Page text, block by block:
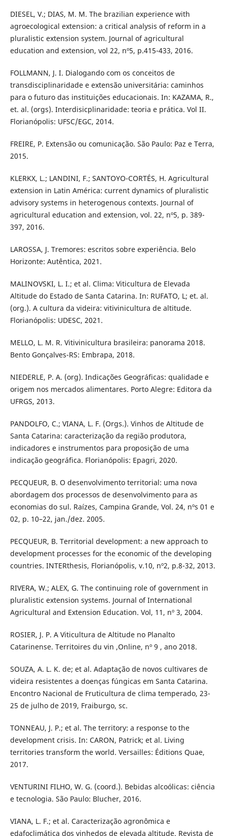
DIESEL, V.; DIAS, M. M. The brazilian experience with
agroecological extension: a critical analysis of reform in a
pluralistic extension system. Journal of agricultural
education and extension, vol 22, nº5, p.415-433, 2016.
FOLLMANN, J. I. Dialogando com os conceitos de
transdisciplinaridade e extensão universitária: caminhos
para o futuro das instituições educacionais. In: KAZAMA, R.,
et. al. (orgs). Interdisicplinaridade: teoria e prática. Vol II.
Florianópolis: UFSC/EGC, 2014.
FREIRE, P. Extensão ou comunicação. São Paulo: Paz e Terra,
2015.
KLERKX, L.; LANDINI, F.; SANTOYO-CORTÉS, H. Agricultural
extension in Latin América: current dynamics of pluralistic
advisory systems in heterogenous contexts. Journal of
agricultural education and extension, vol. 22, nº5, p. 389-
397, 2016.
LAROSSA, J. Tremores: escritos sobre experiência. Belo
Horizonte: Autêntica, 2021.
MALINOVSKI, L. I.; et al. Clima: Viticultura de Elevada
Altitude do Estado de Santa Catarina. In: RUFATO, L; et. al.
(org.). A cultura da videira: vitivinicultura de altitude.
Florianópolis: UDESC, 2021.
MELLO, L. M. R. Vitivinicultura brasileira: panorama 2018.
Bento Gonçalves-RS: Embrapa, 2018.
NIEDERLE, P. A. (org). Indicações Geográficas: qualidade e
origem nos mercados alimentares. Porto Alegre: Editora da
UFRGS, 2013.
PANDOLFO, C.; VIANA, L. F. (Orgs.). Vinhos de Altitude de
Santa Catarina: caracterização da região produtora,
indicadores e instrumentos para proposição de uma
indicação geográfica. Florianópolis: Epagri, 2020.
PECQUEUR, B. O desenvolvimento territorial: uma nova
abordagem dos processos de desenvolvimento para as
economias do sul. Raízes, Campina Grande, Vol. 24, nºs 01 e
02, p. 10–22, jan./dez. 2005.
PECQUEUR, B. Territorial development: a new approach to
development processes for the economic of the developing
countries. INTERthesis, Florianópolis, v.10, nº2, p.8-32, 2013.
RIVERA, W.; ALEX, G. The continuing role of government in
pluralistic extension systems. Journal of International
Agricultural and Extension Education. Vol, 11, nº 3, 2004.
ROSIER, J. P. A Viticultura de Altitude no Planalto
Catarinense. Territoires du vin ,Online, nº 9 , ano 2018.
SOUZA, A. L. K. de; et al. Adaptação de novos cultivares de
videira resistentes a doenças fúngicas em Santa Catarina.
Encontro Nacional de Fruticultura de clima temperado, 23-
25 de julho de 2019, Fraiburgo, sc.
TONNEAU, J. P.; et al. The territory: a response to the
development crisis. In: CARON, Patrick; et al. Living
territories transform the world. Versailles: Éditions Quae,
2017.
VENTURINI FILHO, W. G. (coord.). Bebidas alcoólicas: ciência
e tecnologia. São Paulo: Blucher, 2016.
VIANA, L. F.; et al. Caracterização agronômica e
edafoclimática dos vinhedos de elevada altitude. Revista de